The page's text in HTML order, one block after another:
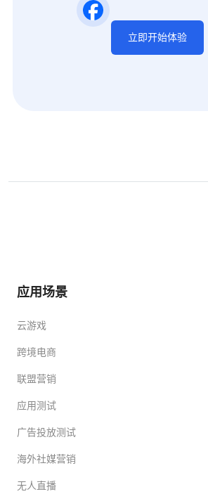
立即开始体验
应用场景
云游戏
跨境电商
联盟营销
应用测试
广告投放测试
海外社媒营销
无人直播